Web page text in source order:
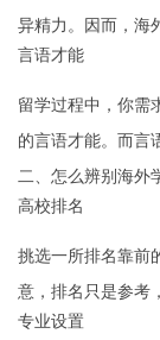
异精力。因而，海
言语才能
留学过程中，你需
的言语才能。而言
二、怎么辨别海外
高校排名
挑选一所排名靠前
意，排名只是参考
专业设置